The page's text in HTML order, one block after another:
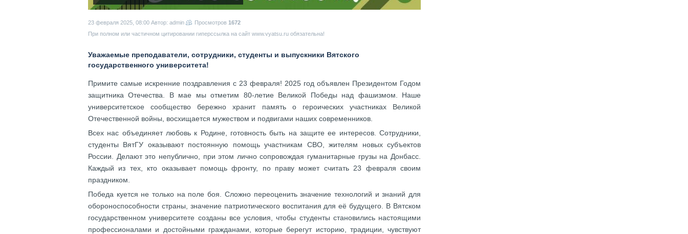
23 февраля 2025, 08:00 Автор: admin Просмотров 1672
При полном или частичном цитировании гиперссылка на сайт www.vyatsu.ru обязательна!
Уважаемые преподаватели, сотрудники, студенты и выпускники Вятского
государственного университета!
Примите самые искренние поздравления с 23 февраля! 2025 год объявлен Президентом Годом
защитника Отечества. В мае мы отметим 80-летие Великой Победы над фашизмом. Наше
университетское сообщество бережно хранит память о героических участниках Великой
Отечественной войны, восхищается мужеством и подвигами наших современников.
Всех нас объединяет любовь к Родине, готовность быть на защите ее интересов. Сотрудники,
студенты ВятГУ оказывают постоянную помощь участникам СВО, жителям новых субъектов
России. Делают это непублично, при этом лично сопровождая гуманитарные грузы на Донбасс.
Каждый из тех, кто оказывает помощь фронту, по праву может считать 23 февраля своим
праздником.
Победа куется не только на поле боя. Сложно переоценить значение технологий и знаний для
обороноспособности страны, значение патриотического воспитания для её будущего. В Вятском
государственном университете созданы все условия, чтобы студенты становились настоящими
профессионалами и достойными гражданами, которые берегут историю, традиции, чувствуют